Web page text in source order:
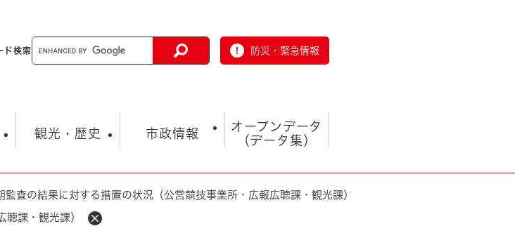
ド検索 防災・緊急情報
涯学習・スポーツ
情報 まちづくり・協働
観光・歴史
ト
市政情報
総合計画
オープンデータ
（データ集）
オープンデータ
監査の結果に対する措置の状況（公営競技事業所・広報広聴課・観光課）
課・観光課）